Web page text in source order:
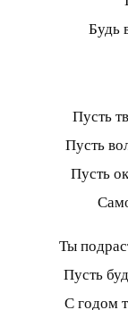
Будь
Пусть
Пусть
Пусть
Ты
Пусть
С годом